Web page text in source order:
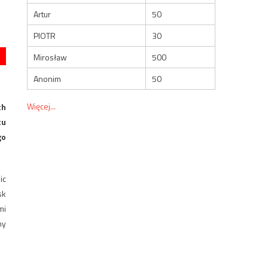
Artur
50
PIOTR
30
Mirosław
500
Anonim
50
Więcej...